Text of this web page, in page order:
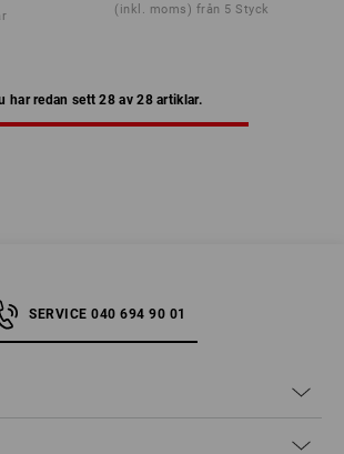
(inkl. moms) från 5 Styck
har redan sett 28 av 28 artiklar.
SERVICE 040 694 90 01